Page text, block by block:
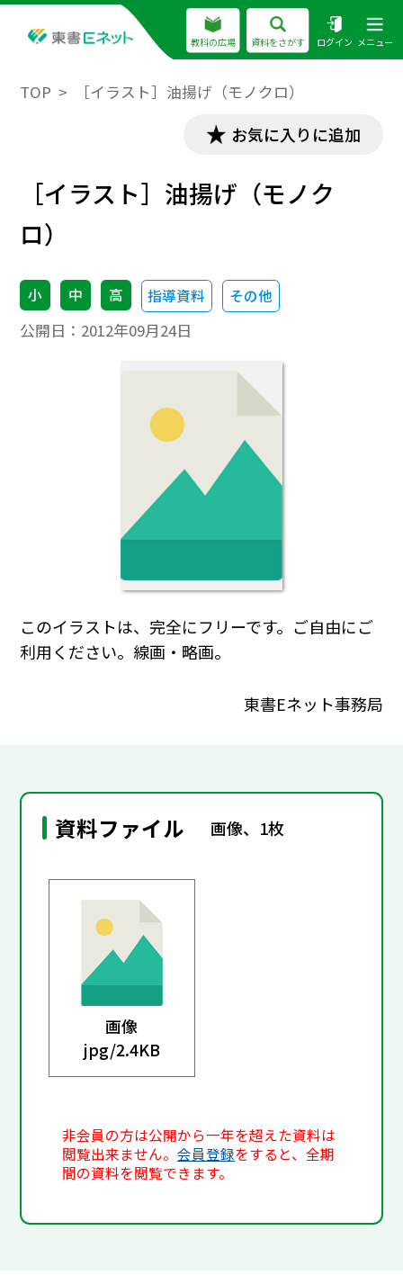
教科の広場 資料をさがす ログイン メニュー
TOP ［イラスト］油揚げ（モノクロ）
お気に入りに追加
［イラスト］油揚げ（モノク
ロ）
小 中 高 指導資料 その他
公開日： 2012年09月24日
このイラストは、完全にフリーです。ご自由にご
利用ください。線画・略画。
東書Eネット事務局
資料ファイル 画像、1枚
画像
jpg/2.4KB
非会員の方は公開から一年を超えた資料は
閲覧出来ません。会員登録をすると、全期
間の資料を閲覧できます。